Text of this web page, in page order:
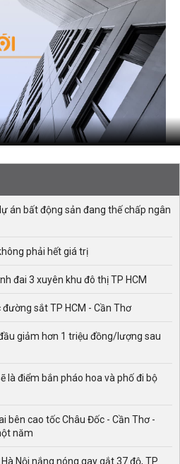
án bất động sản đang thế chấp ngân
phải hết giá trị
đai 3 xuyên khu đô thị TP HCM
sắt TP HCM - Cần Thơ
giảm hơn 1 triệu đồng/lượng sau
là điểm bắn pháo hoa và phố đi bộ
bên cao tốc Châu Đốc - Cần Thơ -
năm
Nội nắng nóng gay gắt 37 độ, TP